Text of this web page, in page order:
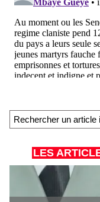
LES